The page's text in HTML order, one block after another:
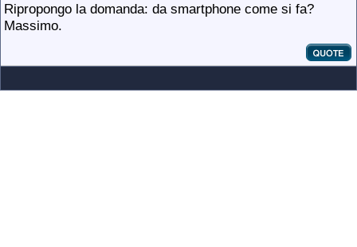
Ripropongo la domanda: da smartphone come si fa?
Massimo.